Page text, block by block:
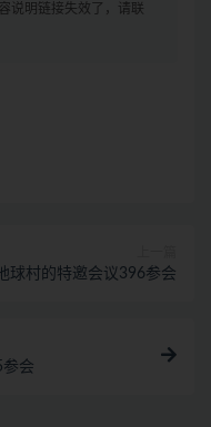
说明链接失效了，请联
球村的特邀会议396参会
会